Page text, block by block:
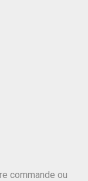
commande ou